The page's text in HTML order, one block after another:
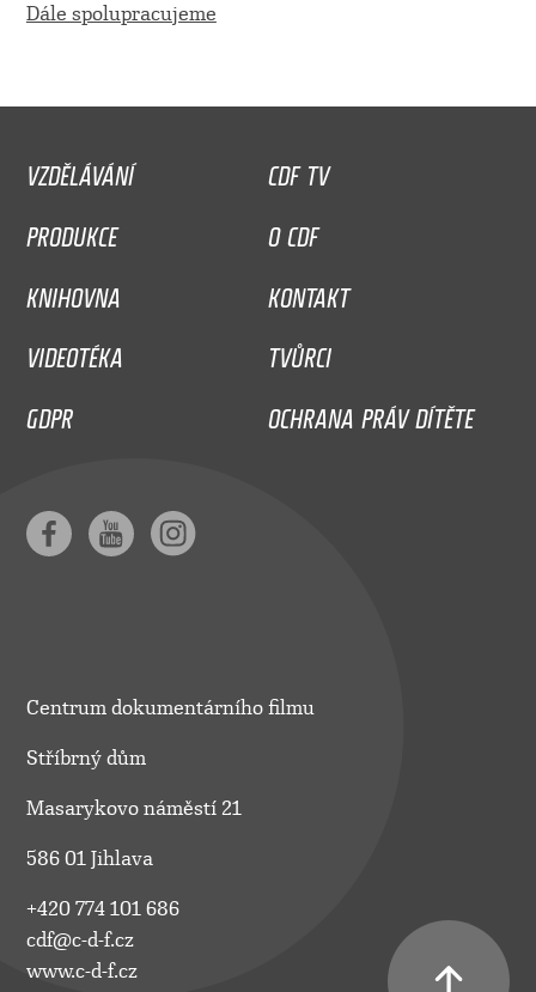
Dále spolupracujeme
VZDĚLÁVÁNÍ
CDF TV
PRODUKCE
O CDF
KNIHOVNA
KONTAKT
VIDEOTÉKA
TVŮRCI
GDPR
OCHRANA PRÁV DÍTĚTE
Centrum dokumentárního filmu
Stříbrný dům
Masarykovo náměstí 21
586 01 Jihlava
+420 774 101 686
cdf@c-d-f.cz
www.c-d-f.cz